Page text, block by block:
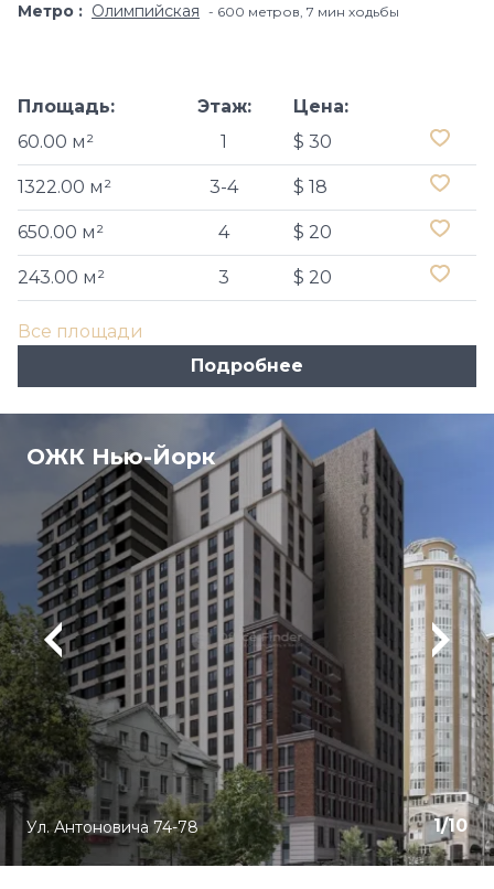
Метро Олимпийская 600 метров, 7 мин ходьбы
Площадь:
60.00 м²
Этаж:
1
Цена:
$ 30
1322.00 м² 3-4 $ 18
650.00 м² 4 $ 20
243.00 м² 3 $ 20
Все площади
Подробнее
ОЖК Нью-Йорк
1/10
Ул. Антоновича 74-78